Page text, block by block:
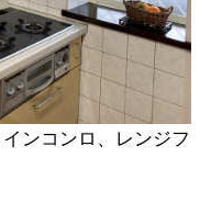
ンコンロ、レンジフ